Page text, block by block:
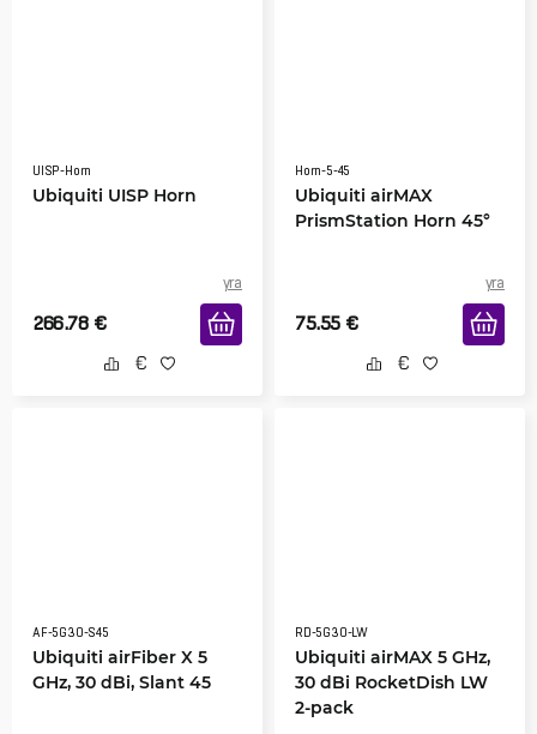
UISP-Horn
Ubiquiti UISP Horn
yra
266.78 €
Horn-5-45
Ubiquiti airMAX
PrismStation Horn 45°
yra
75.55 €
AF-5G30-S45
Ubiquiti airFiber X 5
GHz, 30 dBi, Slant 45
RD-5G30-LW
Ubiquiti airMAX 5 GHz,
30 dBi RocketDish LW
2-pack